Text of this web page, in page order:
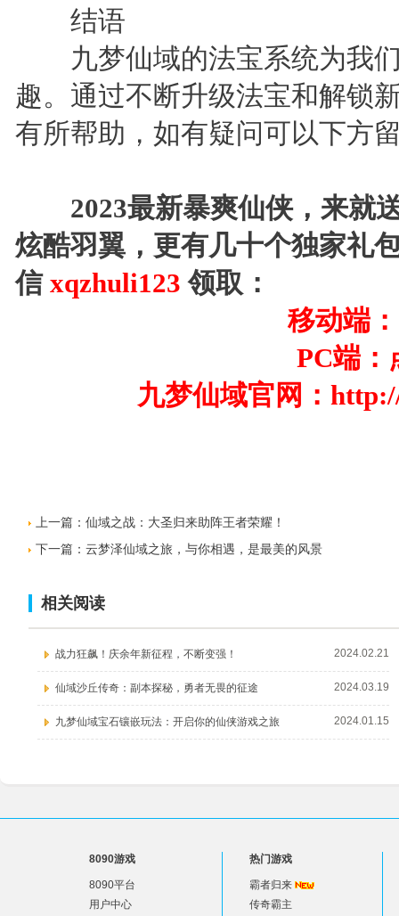
结语
九梦仙域的法宝系统为我们
趣。通过不断升级法宝和解锁
有所帮助，如有疑问可以下方
2023最新暴爽仙侠，来就送
炫酷羽翼，更有几十个独家礼
信 xqzhuli123 领取：
移动端
PC端：
九梦仙域官网：
上一篇： 仙域之战：大圣归来助阵王者荣耀！
下一篇： 云梦泽仙域之旅，与你相遇，是最美的风景
相关阅读
战力狂飙！庆余年新征程，不断变强！ 2024.02.21
仙域沙丘传奇：副本探秘，勇者无畏的征途 2024.03.19
九梦仙域宝石镶嵌玩法：开启你的仙侠游戏之旅 2024.01.15
8090游戏
8090平台
用户中心
热门游戏
霸者归来
传奇霸主